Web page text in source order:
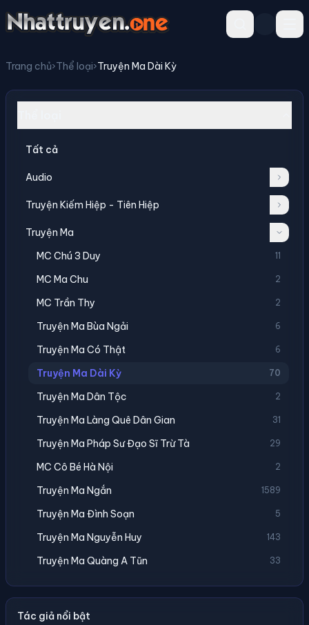
Trang chủ›Thể loại›Truyện Ma Dài Kỳ
Tất cả
Audio
Truyện Kiếm Hiệp - Tiên Hiệp
Truyện Ma
MC Chú 3 Duy
11
MC Ma Chu 2
MC Trần Thy 2
Truyện Ma Bùa Ngải 6
Truyện Ma Có Thật 6
Truyện Ma Dài Kỳ 70
Truyện Ma Dân Tộc 2
Truyện Ma Làng Quê Dân Gian 31
Truyện Ma Pháp Sư Đạo Sĩ Trừ Tà 29
MC Cô Bé Hà Nội 2
Truyện Ma Ngắn 1589
Truyện Ma Đình Soạn 5
Truyện Ma Nguyễn Huy 143
Truyện Ma Quàng A Tũn 33
Tác giả nổi bật